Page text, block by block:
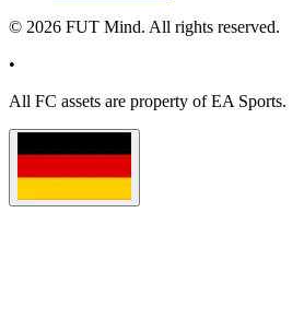
© 2026 FUT Mind. All rights reserved.
•
All FC assets are property of EA Sports.